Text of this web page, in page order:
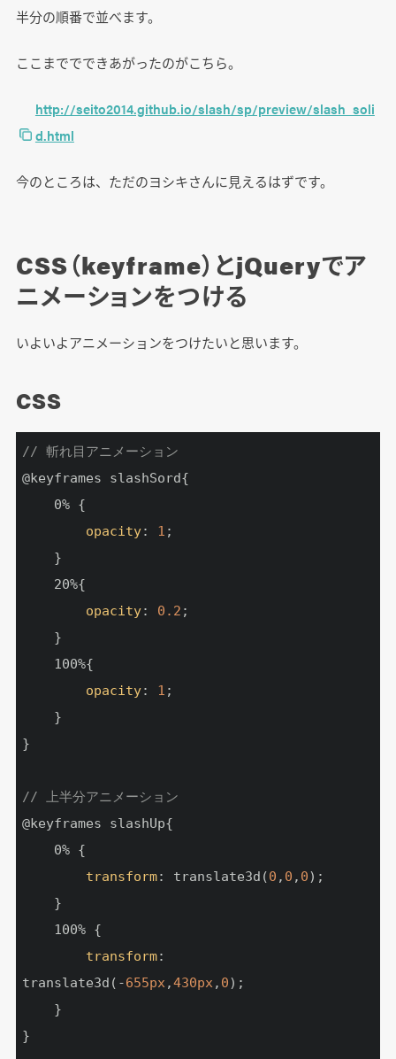
半分の順番で並べます。
ここまででできあがったのがこちら。
http://seito2014.github.io/slash/sp/preview/slash_soli
d.html
今のところは、ただのヨシキさんに見えるはずです。
CSS（keyframe）とjQueryでア
ニメーションをつける
いよいよアニメーションをつけたいと思います。
CSS
// 斬れ目アニメーション
@keyframes slashSord{
opacity: 1 ;
opacity: 0.2 ;
opacity: 1 ;
}
// 上半分アニメーション
@keyframes slashUp{
transform: translate3d(0 , 0 , 0);
transform:
translate3d(-655px,430px, 0);
}